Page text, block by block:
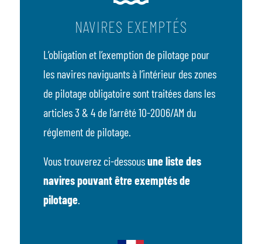
NAVIRES EXEMPTÉS
L’obligation et l’exemption de pilotage pour
les navires naviguants à l’intérieur des zones
de pilotage obligatoire sont traitées dans les
articles 3 & 4 de l’arrêté 10-2006/AM du
réglement de pilotage.
Vous trouverez ci-dessousune liste des
navires pouvant être exemptés de
pilotage.